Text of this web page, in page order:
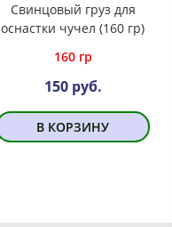
Свинцовый груз для
оснастки чучел (160 гр)
160 гр
150 руб.
В КОРЗИНУ